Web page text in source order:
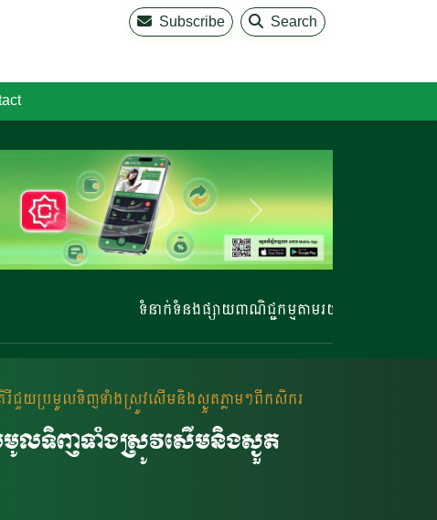
Subscribe Search
ទំនាក់ទំនងផ្សាយពាណិជ្ជកម្មតាមរយៈ 023 220 810 |
រីជួយប្រមូលទិញទាំងស្រូវសើមនិងស្ងួតភ្លាមៗពីកសិករ
មូលទិញទាំងស្រូវសើមនិងស្ងួត